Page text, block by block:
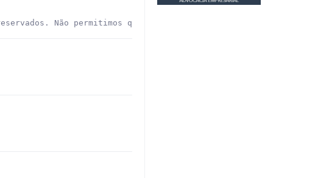
Não permitimos qualquer alteração e não autorizamos a